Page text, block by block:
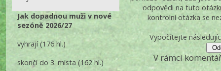
Jak dopadnou muži v nové
sezóně 2026/27
vyhrají(176 hl.)
skončí do 3. místa (162 hl.)
odpovědi na tuto
kontrolní otázka se
Vypočítejte
V rámci